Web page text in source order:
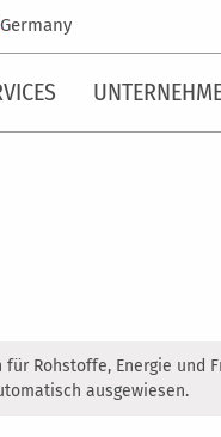
Germany
Rohstoffe, Energie und
ausgewiesen.